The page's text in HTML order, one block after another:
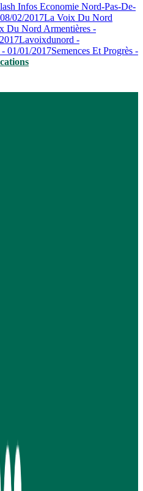
Infos Economie Nord-Pas-De-
02/2017La Voix Du Nord
Du Nord Armentières -
Lavoixdunord -
- 01/01/2017Semences Et Progrès -